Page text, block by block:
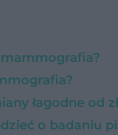
mammografia?
łagodne od
o badaniu